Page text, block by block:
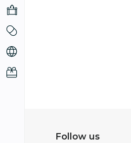
Follow us